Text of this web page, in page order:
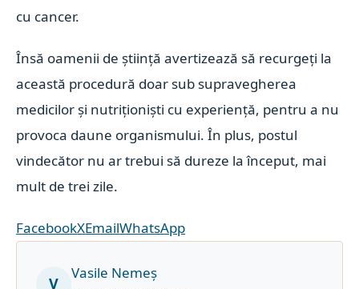
cu cancer.
Însă oamenii de știință avertizează să recurgeți la
această procedură doar sub supravegherea
medicilor și nutriționiști cu experiență, pentru a nu
provoca daune organismului. În plus, postul
vindecător nu ar trebui să dureze la început, mai
mult de trei zile.
FacebookXEmailWhatsApp
V
Vasile Nemeș